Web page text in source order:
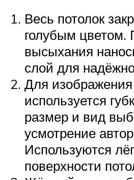
Весь потолок
голубым цветом.
высыхания
слой для
Для
используется
размер и вид
усмотрение
Используются
поверхности